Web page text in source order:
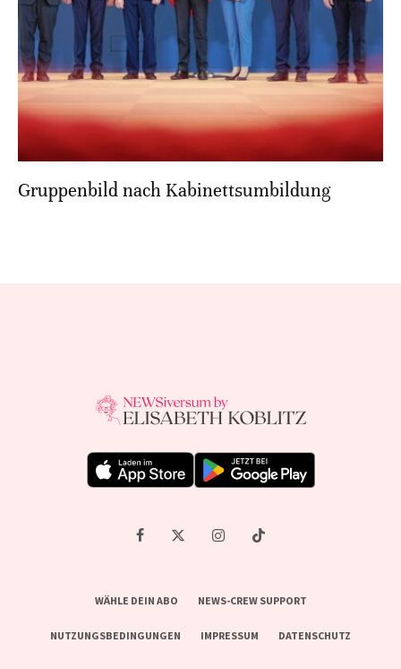
Gruppenbild nach Kabinettsumbildung
WÄHLE DEIN ABO NEWS-CREW SUPPORT
NUTZUNGSBEDINGUNGEN IMPRESSUM DATENSCHUTZ